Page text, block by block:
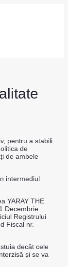
pentru a stabili
de
de ambele
intermediul
YARAY THE
Decembrie
Registrului
Fiscal nr.
decât cele
și se va